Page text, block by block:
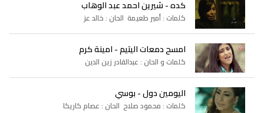
كده - شيرين احمد عبد الوهاب
كلمات : أمير طعيمة الحان : خالد عز
امسح دمعات اليتيم - امينة كرم
كلمات و الحان : عبدالقادر زين الدين
اليومين دول - بوسي
كلمات : محمود صلاح الحان : عصام كاريكا